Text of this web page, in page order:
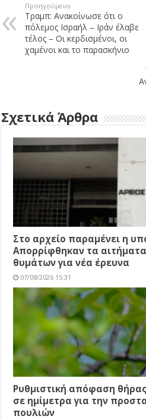
Προηγούμενο
Τραμπ: Ανακοίνωσε ότι ο
πόλεμος Ισραήλ – Ιράν έλαβε
τέλος – Οι κερδισμένοι, οι
χαμένοι και το παρασκήνιο
Σχετικά Άρθρα
Στο αρχείο παραμένει η
Απορρίφθηκαν τα
θυμάτων για νέα έρευνα
07/08/2026 15:31
Ρυθμιστική απόφαση
σε ημίμετρα για την
πουλιών